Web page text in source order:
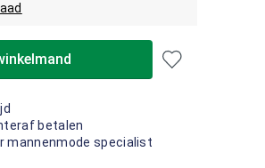
betalen
mannenmode specialist